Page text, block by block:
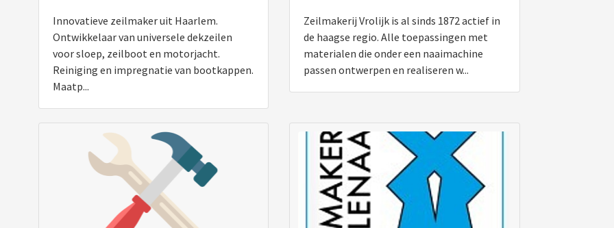
Innovatieve zeilmaker uit Haarlem.
Ontwikkelaar van universele dekzeilen
voor sloep, zeilboot en motorjacht.
Reiniging en impregnatie van bootkappen.
Maatp...
Zeilmakerij Vrolijk is al sinds 1872 actief in
de haagse regio. Alle toepassingen met
materialen die onder een naaimachine
passen ontwerpen en realiseren w...